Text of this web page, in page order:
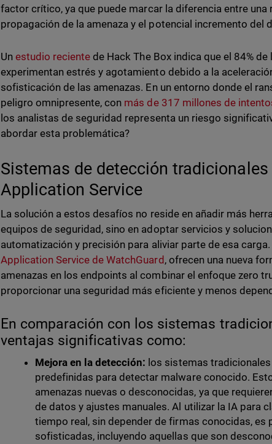
factor crítico, ya que puede marcar la diferencia entre
propagación de la amenaza y el potencial incremento del
Unestudio reciente de Hack The Box indica que el 84%
experimentan estrés y agotamiento debido a la
sofisticación de las amenazas. En un entorno donde el
peligro omnipresente, con más de 317 millones de
los analistas de seguridad representa un riesgo
abordar esta problemática?
Sistemas de detección tradicionales
Application Service
La solución a estos desafíos no reside en añadir más
equipos de seguridad, sino en adoptar servicios y
automatización y precisión para aliviar parte de esa
Application Service de WatchGuard , ofrecen una nueva
amenazas en los endpoints al combinar el enfoque zero
proporcionar una seguridad más eficiente y menos
En comparación con los sistemas
ventajas significativas como:
Mejora en la detección: los sistemas
predefinidas para detectar malware conocido.
amenazas nuevas o desconocidas, ya que
de datos y ajustes manuales. Al utilizar la IA para
tiempo real, sin depender de firmas conocidas, es
sofisticadas, incluyendo aquellas que son